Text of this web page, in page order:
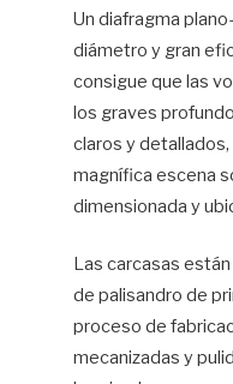
Un diafragma
diámetro y gran
consigue que las
los graves
claros y
magnífica escena
dimensionada y
Las carcasas
de palisandro de
proceso de
mecanizadas y